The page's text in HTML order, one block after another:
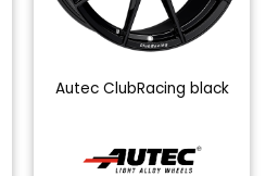
Autec ClubRacing black